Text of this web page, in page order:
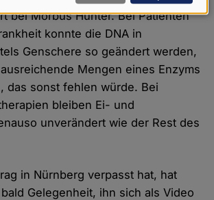
bei Morbus Hunter. Bei Patienten
konnte die DNA in
Genschere so geändert werden,
Mengen eines Enzyms
das sonst fehlen würde. Bei
bleiben Ei- und
unverändert wie der Rest des
in Nürnberg verpasst hat, hat
Gelegenheit, ihn sich als Video